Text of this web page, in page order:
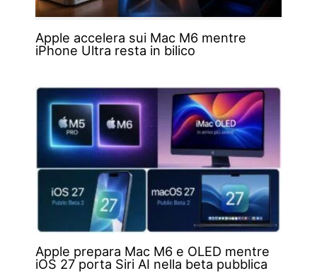
Apple accelera sui Mac M6 mentre
iPhone Ultra resta in bilico
Apple prepara Mac M6 e OLED mentre
iOS 27 porta Siri AI nella beta pubblica